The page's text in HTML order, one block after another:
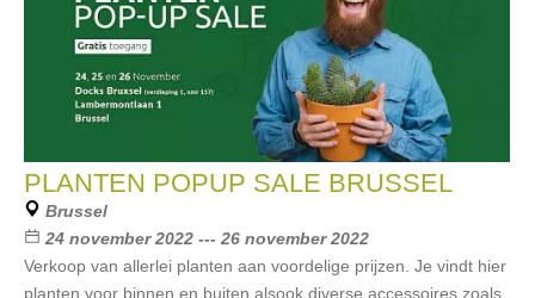
PLANTEN POPUP SALE BRUSSEL
Brussel
24 november 2022 --- 26 november 2022
Verkoop van allerlei planten aan voordelige prijzen. Je vindt hier
planten voor binnen en buiten alsook diverse accessoires zoals